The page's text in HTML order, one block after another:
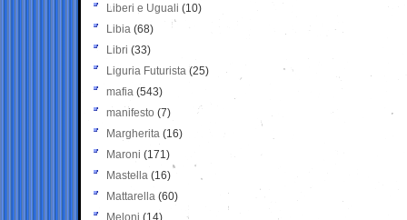
Liberi e Uguali (10)
Libia (68)
Libri (33)
Liguria Futurista (25)
mafia (543)
manifesto (7)
Margherita (16)
Maroni (171)
Mastella (16)
Mattarella (60)
Meloni (14)